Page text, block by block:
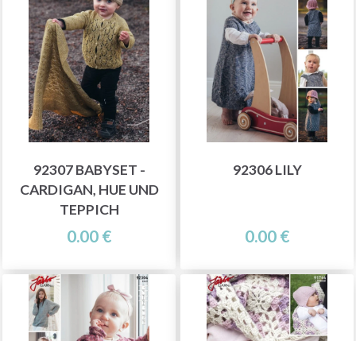
92307 BABYSET -
CARDIGAN, HUE UND
TEPPICH
0.00 €
92306 LILY
0.00 €